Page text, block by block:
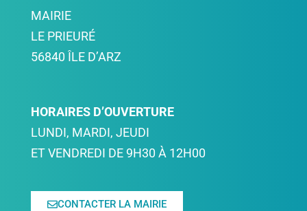
MAIRIE
LE PRIEURÉ
56840 ÎLE D’ARZ
HORAIRES D’OUVERTURE
LUNDI, MARDI, JEUDI
ET VENDREDI DE 9H30 À 12H00
CONTACTER LA MAIRIE